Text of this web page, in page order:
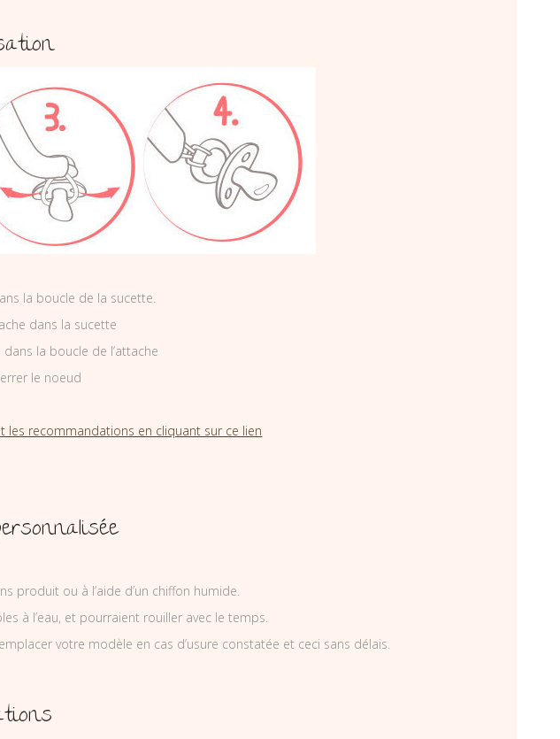
la boucle de la sucette.
dans la sucette
la boucle de l’attache
le noeud
les recommandations en cliquant sur ce lien
produit ou à l’aide d’un chiffon humide.
à l’eau, et pourraient rouiller avec le temps.
votre modèle en cas d’usure constatée et ceci sans délais.